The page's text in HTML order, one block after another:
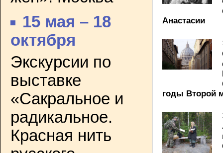
15 мая – 18
октября
Экскурсии по
выставке
«Сакральное и
радикальное.
Красная нить
Анастасии
годы Второй